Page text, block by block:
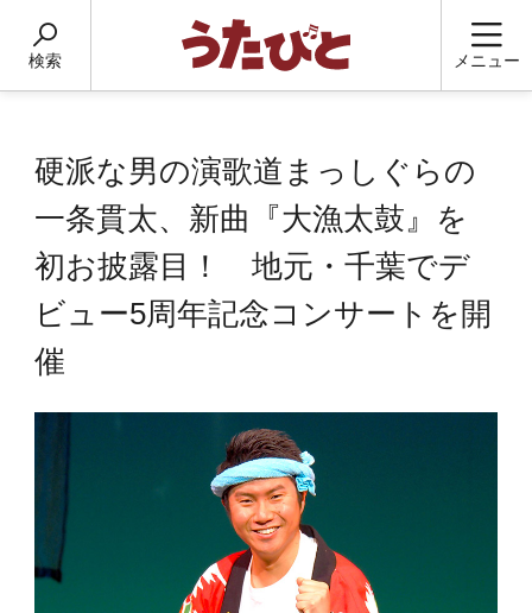
検索 メニュー
硬派な男の演歌道まっしぐらの
一条貫太、新曲『大漁太鼓』を
初お披露目！ 地元・千葉でデ
ビュー5周年記念コンサートを開
催